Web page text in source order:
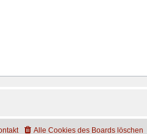
Alle Cookies des Boards löschen